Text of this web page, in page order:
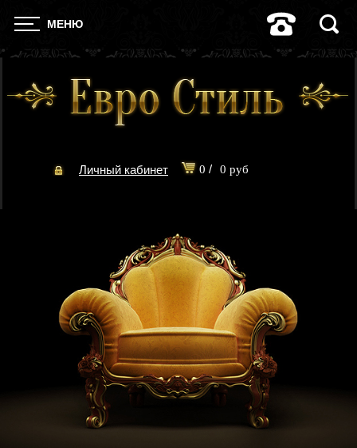
МЕНЮ
Личный кабинет 0 / 0 руб
Оформить заказ